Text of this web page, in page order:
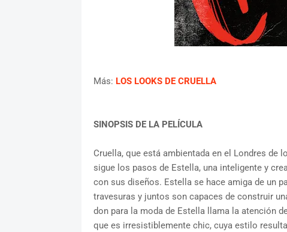
Más: LOS LOOKS DE CRUELLA
SINOPSIS DE LA PELÍCULA
Cruella, que está ambientada en el Londres de
sigue los pasos de Estella, una inteligente y
con sus diseños. Estella se hace amiga de un
travesuras y juntos son capaces de construir
don para la moda de Estella llama la atención
que es irresistiblemente chic, cuya estilo